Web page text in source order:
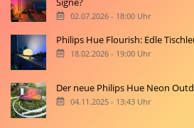
02.07.2026 - 18:00 Uhr
Philips Hue Flourish: Edle
18.02.2026 - 19:00 Uhr
Der neue Philips Hue Neon
04.11.2025 - 13:43 Uhr